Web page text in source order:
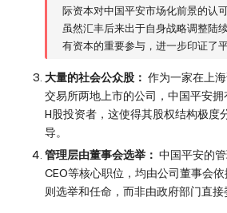
际资本对中国平安市场化前景的认
虽然汇丰后来出于自身战略调整陆
有资本的重要参与，进一步印证了
大量的社会公众股： 作为一家在上
交易所两地上市的公司，中国平安
H股投资者，这使得其股权结构极度
导。
管理层由董事会选举： 中国平安的
CEO等核心职位，均由公司董事会
则选举和任命，而非由政府部门直接